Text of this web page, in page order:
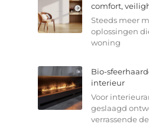
comfort,
Steeds meer
oplossingen
woning
Bio-
interieur
Voor
geslaagd
verrassende